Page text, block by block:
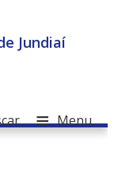
Jundiaí
≡ Menu